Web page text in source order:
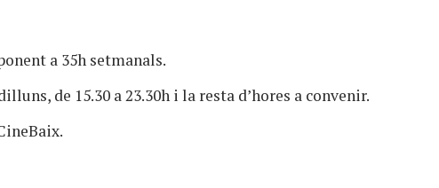
a 35h setmanals.
de 15.30 a 23.30h i la resta d’hores a convenir.